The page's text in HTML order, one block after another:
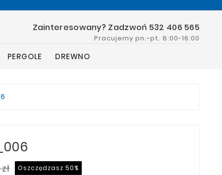
Zainteresowany? Zadzwoń 532 406 565
Pracujemy pn.-pt. 8:00-16:00
PERGOLE DREWNO
Oszczędzasz 50%